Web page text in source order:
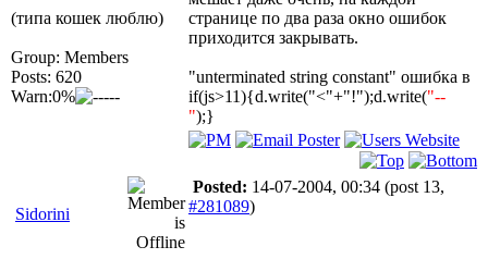
(типа кошек люблю)
Group: Members
Posts: 620
Warn:0%
странице по два раза окно ошибок
приходится закрывать.
"unterminated string constant" ошибка в
if(js>11){d.write("<"+"!");d.write("--
");}
Sidorini
Posted: 14-07-2004, 00:34 (post 13,
#281089)